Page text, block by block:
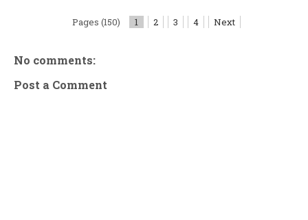
Pages (150) 1 2 3 4 Next
No comments:
Post a Comment